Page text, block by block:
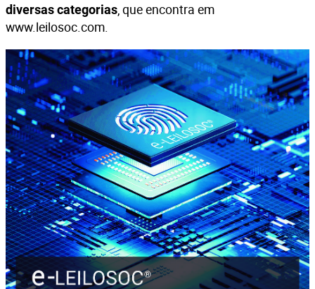
diversas categorias, que encontra em
www.leilosoc.com.